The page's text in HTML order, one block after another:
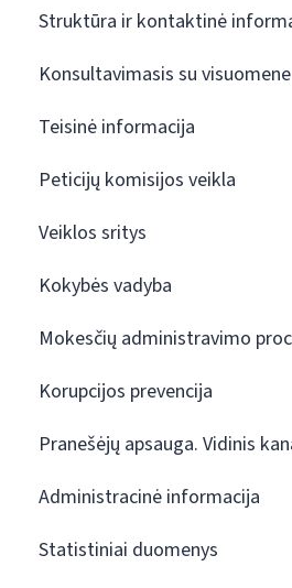
Struktūra ir kontaktinė
Konsultavimasis su visuomene
Teisinė informacija
Peticijų komisijos veikla
Veiklos sritys
Kokybės vadyba
Mokesčių administravimo
Korupcijos prevencija
Pranešėjų apsauga. Vidinis
Administracinė informacija
Statistiniai duomenys